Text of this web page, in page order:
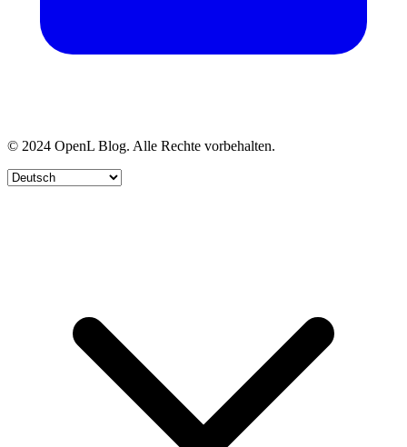
© 2024 OpenL Blog. Alle Rechte vorbehalten.